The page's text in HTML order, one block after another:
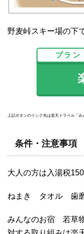
野麦峠スキー場の下
プラン
楽
上記ボタンのリンク先は楽天トラベル「
条件・注意事項
大人の方は入湯税
ねまき タオル 歯磨
みんなのお宿 若草